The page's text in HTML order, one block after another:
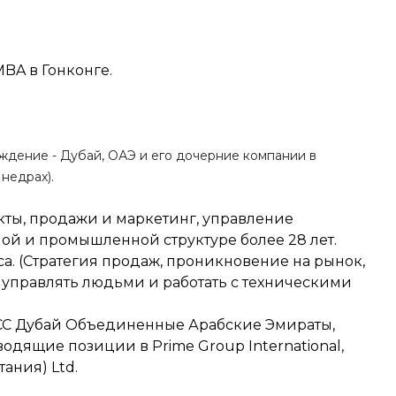
в Гонконге.
- Дубай, ОАЭ и его дочерние компании в
продажи и маркетинг, управление
и промышленной структуре более 28 лет.
(Стратегия продаж, проникновение на рынок,
людьми и работать с техническими
Дубай Объединенные Арабские Эмираты,
позиции в Prime Group International,
Ltd.